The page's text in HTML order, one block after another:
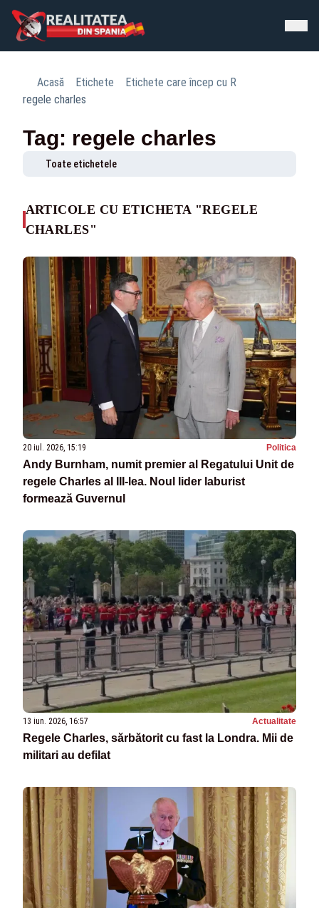
Acasă Etichete
Etichete care încep cu R
regele charles
Tag: regele charles
Toate etichetele
ARTICOLE CU ETICHETA "REGELE
CHARLES"
20 iul. 2026, 15:19 Politica
Andy Burnham, numit premier al Regatului Unit de
regele Charles al III-lea. Noul lider laburist
formează Guvernul
13 iun. 2026, 16:57 Actualitate
Regele Charles, sărbătorit cu fast la Londra. Mii de
militari au defilat